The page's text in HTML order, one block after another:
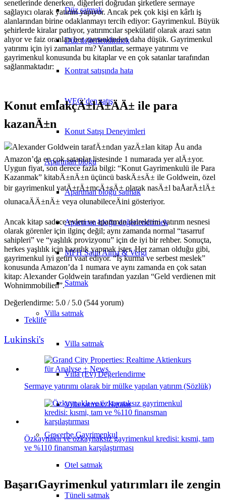
Düz satmak
Düz değerlendirmek
Kontrat satışında hata
WEG’den satış
Konut Satışı Deneyimleri
Apartman bloğu
Apartman bloğu satmak
Apartman bloğu değerlendirmek
MFH Satın Alma & Vergi
Satmak
Villa satmak
Villa satmak
Villa (Ev) Değerlendirme
Villa satmak: Hatalar
GewerbeGayrimenkul
Otel satmak
Tüneli satmak
senetlerinde denerken, diğerleri doğrudan şirketlere sermaye
sağlayıcı olarak yatırım yapıyor. Ancak pek çok kişi en kârlı iş
alanlarından birine odaklanmayı tercih ediyor: Gayrimenkul. Büyük
şehirlerde kiralar patlıyor, yatırımcılar spekülatif olarak arazi satın
alıyor ve faiz oranları her zamankinden daha düşük. Gayrimenkul
yatırımı için iyi zamanlar mı? Yanıtlar, sermaye yatırımı ve
gayrimenkul konusunda bu kitaplar ve en çok satanlar tarafından
sağlanmaktadır:
Konut emlakçÄ±lÄ±ÄÄ± ile para
kazanÄ±n
Alexander Goldwein tarafÄ±ndan yazÄ±lan kitap Åu anda
Amazon’da en çok satanlar listesinde 1 numarada yer alÄ±yor.
Uygun fiyat, son derece fazla bilgi: “Konut Gayrimenkulü ile Para
Kazanmak” kitabÄ±nÄ±n üçüncü baskÄ±sÄ± ile Goldwein, özel
bir gayrimenkul yatÄ±rÄ±mcÄ±sÄ± olarak nasÄ±l baÅarÄ±lÄ±
olunacaÄÄ±nÄ± veya olunabileceÄini gösteriyor.
Ancak kitap sadece evleri ve apartman dairelerini yatırım nesnesi
olarak görenler için ilginç değil; aynı zamanda normal “tasarruf
sahipleri” ve “yaşlılık provizyonu” için de iyi bir rehber. Sonuçta,
herkes yaşlılık için hazırlık yapmak ister. Her zaman olduğu gibi,
gayrimenkul iyi getiri vaat ediyor. “İş kurma ve serbest meslek”
konusunda Amazon’da 1 numara ve aynı zamanda en çok satan
kitap: Alexander Goldwein tarafından yazılan “Geld verdienen mit
Wohnimmobilien”.
Değerlendirme: 5.0 / 5.0 (544 yorum)
Teklife
Lukinski's
Sermaye yatırımı olarak bir mülke yapılan yatırım (Sözlük)
Özkaynaklı ve özkaynaksız gayrimenkul kredisi: kısmi, tam
ve %110 finansman karşılaştırması
BaşarıGayrimenkul yatırımları ile zengin